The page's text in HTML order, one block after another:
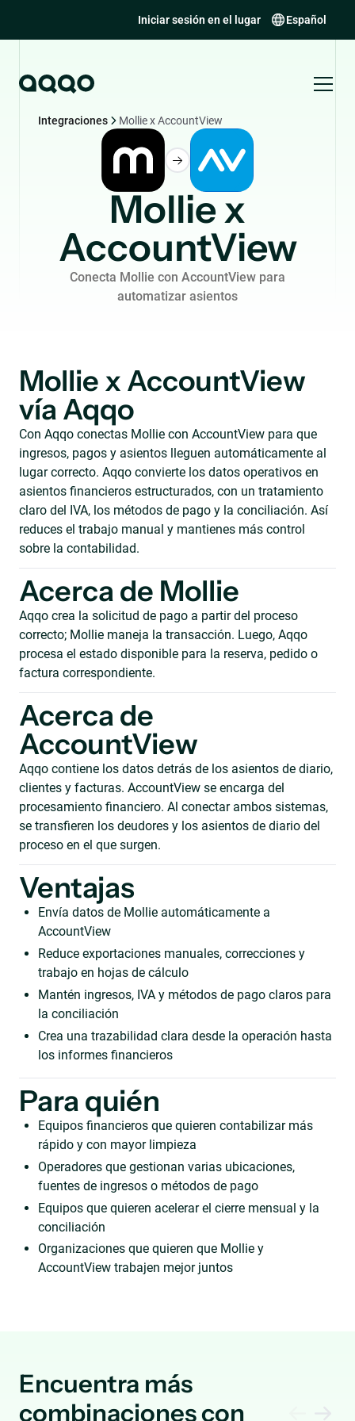
Iniciar sesión en el lugar Español
Integraciones Mollie x AccountView
Mollie x
AccountView
Conecta Mollie con AccountView para
automatizar asientos
Mollie x AccountView
vía Aqqo
Con Aqqo conectas Mollie con AccountView para que
ingresos, pagos y asientos lleguen automáticamente al
lugar correcto. Aqqo convierte los datos operativos en
asientos financieros estructurados, con un tratamiento
claro del IVA, los métodos de pago y la conciliación. Así
reduces el trabajo manual y mantienes más control
sobre la contabilidad.
Acerca de Mollie
Aqqo crea la solicitud de pago a partir del proceso
correcto; Mollie maneja la transacción. Luego, Aqqo
procesa el estado disponible para la reserva, pedido o
factura correspondiente.
Acerca de
AccountView
Aqqo contiene los datos detrás de los asientos de diario,
clientes y facturas. AccountView se encarga del
procesamiento financiero. Al conectar ambos sistemas,
se transfieren los deudores y los asientos de diario del
proceso en el que surgen.
Ventajas
Envía datos de Mollie automáticamente a
AccountView
Reduce exportaciones manuales, correcciones y
trabajo en hojas de cálculo
Mantén ingresos, IVA y métodos de pago claros para
la conciliación
Crea una trazabilidad clara desde la operación hasta
los informes financieros
Para quién
Equipos financieros que quieren contabilizar más
rápido y con mayor limpieza
Operadores que gestionan varias ubicaciones,
fuentes de ingresos o métodos de pago
Equipos que quieren acelerar el cierre mensual y la
conciliación
Organizaciones que quieren que Mollie y
AccountView trabajen mejor juntos
Encuentra más
combinaciones con